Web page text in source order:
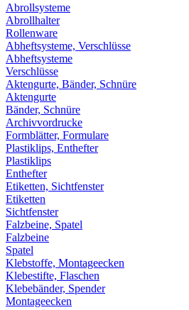
Abrollsysteme
Abrollhalter
Rollenware
Abheftsysteme, Verschlüsse
Abheftsysteme
Verschlüsse
Aktengurte, Bänder, Schnüre
Aktengurte
Bänder, Schnüre
Archivvordrucke
Formblätter, Formulare
Plastiklips, Enthefter
Plastiklips
Enthefter
Etiketten, Sichtfenster
Etiketten
Sichtfenster
Falzbeine, Spatel
Falzbeine
Spatel
Klebstoffe, Montageecken
Klebestifte, Flaschen
Klebebänder, Spender
Montageecken